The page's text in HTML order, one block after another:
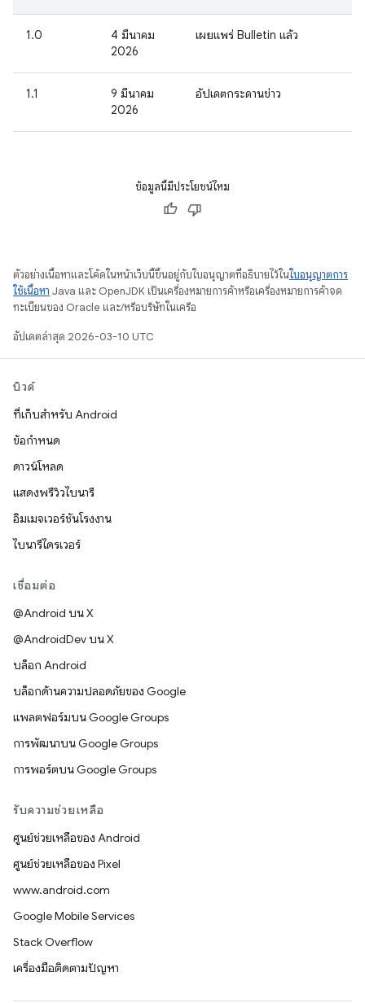
1.0
4 มีนาคม
2026
เผยแพร่ Bulletin แล้ว
1.1
9 มีนาคม
2026
อัปเดตกระดานข่าว
ข้อมูลนี้มีประโยชน์ไหม
ตัวอย่างเนื้อหาและโค้ดในหน้าเว็บนี้ขึ้นอยู่กับใบอนุญาตที่อธิบายไว้ในใบอนุญาตการ
ใช้เนื้อหา Java และ OpenJDK เป็นเครื่องหมายการค้าหรือเครื่องหมายการค้าจด
ทะเบียนของ Oracle และ/หรือบริษัทในเครือ
อัปเดตล่าสุด 2026-03-10 UTC
บิวด์
ที่เก็บสำหรับ Android
ข้อกำหนด
ดาวน์โหลด
แสดงพรีวิวไบนารี
อิมเมจเวอร์ชันโรงงาน
ไบนารีไดรเวอร์
เชื่อมต่อ
@Android บน X
@AndroidDev บน X
บล็อก Android
บล็อกด้านความปลอดภัยของ Google
แพลตฟอร์มบน Google Groups
การพัฒนาบน Google Groups
การพอร์ตบน Google Groups
รับความช่วยเหลือ
ศูนย์ช่วยเหลือของ Android
ศูนย์ช่วยเหลือของ Pixel
www.android.com
Google Mobile Services
Stack Overflow
เครื่องมือติดตามปัญหา